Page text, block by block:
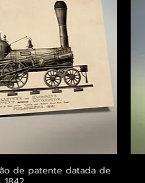
rápida
de patente datada de